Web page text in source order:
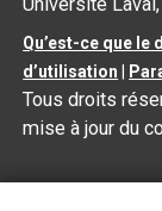
Qu’est-ce que le
d’utilisation
Tous droits
mise à jour du